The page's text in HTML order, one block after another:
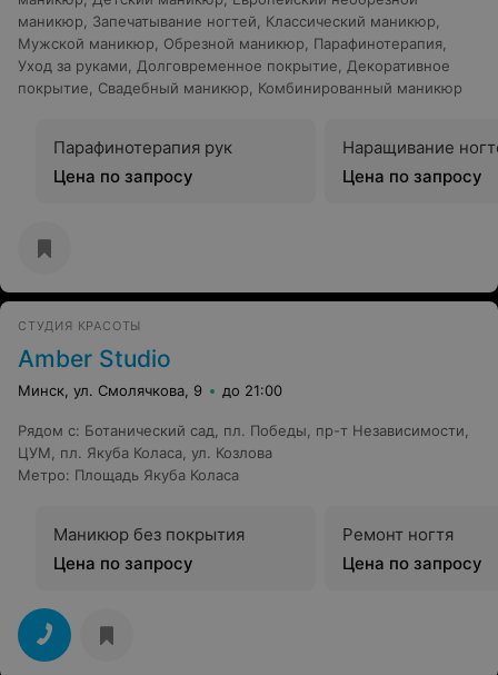
маникюр
Запечатывание ногтей Классический маникюр
Мужской маникюр
Обрезной маникюр Парафинотерапия
Уход за руками
Долговременное покрытие
Декоративное
покрытие
Свадебный маникюр Комбинированный маникюр
Парафинотерапия рук
Цена по запросу
Наращивание
Цена по запросу
СТУДИЯ КРАСОТЫ
Amber Studio
Минск, ул. Смолячкова, 9 до 21:00
Рядом с: Ботанический сад пл. Победы пр-т Независимости
ЦУМ
пл. Якуба Коласа ул. Козлова
Метро: Площадь Якуба Коласа
Маникюр без покрытия
Цена по запросу
Ремонт ногтя
Цена по запросу